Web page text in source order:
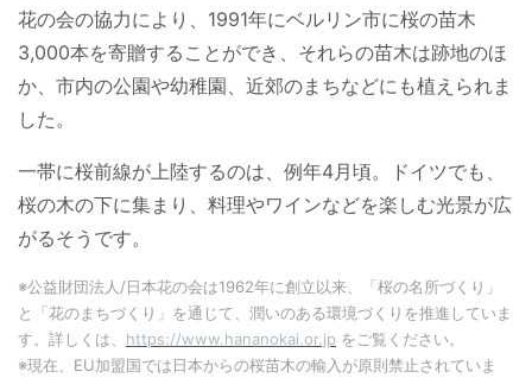
花の会の協力により、1991年にベルリン市に桜の苗木
3,000本を寄贈することができ、それらの苗木は跡地のほ
か、市内の公園や幼稚園、近郊のまちなどにも植えられま
した。
一帯に桜前線が上陸するのは、例年4月頃。ドイツでも、
桜の木の下に集まり、料理やワインなどを楽しむ光景が広
がるそうです。
※公益財団法人/日本花の会は1962年に創立以来、「桜の名所づくり」
と「花のまちづくり」を通じて、潤いのある環境づくりを推進していま
す。詳しくは、 https://www.hananokai.or.jp をご覧ください。
※現在、EU加盟国では日本からの桜苗木の輸入が原則禁止されていま